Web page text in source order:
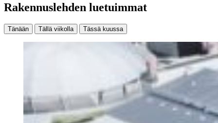
Rakennuslehden luetuimmat
Tänään Tällä viikolla Tässä kuussa